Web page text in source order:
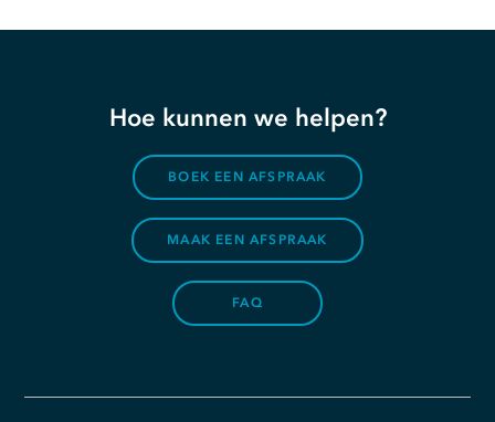
Hoe kunnen we helpen?
BOEK EEN AFSPRAAK
MAAK EEN AFSPRAAK
FAQ